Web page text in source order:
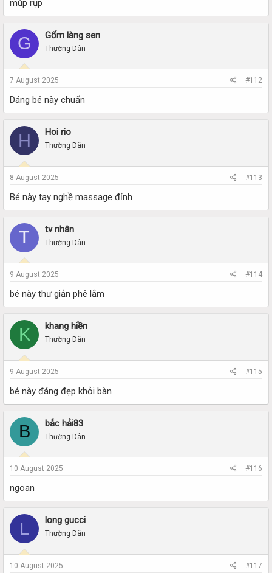
múp rụp
G Gốm làng sen
Thường Dân
7 August 2025 #112
Dáng bé này chuẩn
H Hoi rio
Thường Dân
8 August 2025 #113
Bé này tay nghề massage đỉnh
T tv nhân
Thường Dân
9 August 2025 #114
bé này thư giản phê lắm
K khang hiền
Thường Dân
9 August 2025 #115
bé này đáng đẹp khỏi bàn
B bắc hải83
Thường Dân
10 August 2025 #116
ngoan
L long gucci
Thường Dân
10 August 2025 #117